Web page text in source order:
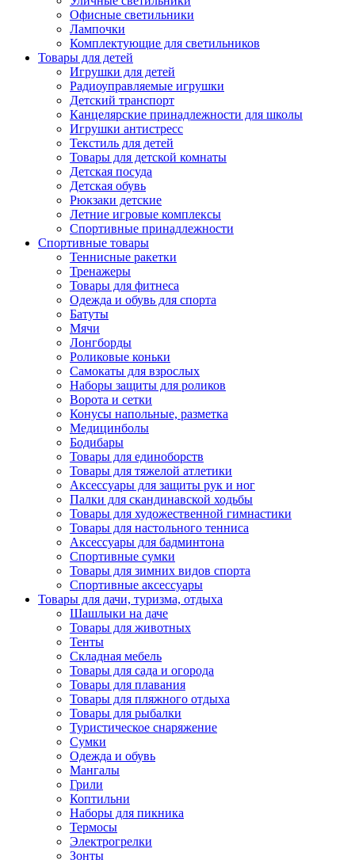
Офисные светильники
Лампочки
Комплектующие для светильников
Товары для детей
Игрушки для детей
Радиоуправляемые игрушки
Детский транспорт
Канцелярские принадлежности для школы
Игрушки антистресс
Текстиль для детей
Товары для детской комнаты
Детская посуда
Детская обувь
Рюкзаки детские
Летние игровые комплексы
Спортивные принадлежности
Спортивные товары
Теннисные ракетки
Тренажеры
Товары для фитнеса
Одежда и обувь для спорта
Батуты
Мячи
Лонгборды
Роликовые коньки
Самокаты для взрослых
Наборы защиты для роликов
Ворота и сетки
Конусы напольные, разметка
Медицинболы
Бодибары
Товары для единоборств
Товары для тяжелой атлетики
Аксессуары для защиты рук и ног
Палки для скандинавской ходьбы
Товары для художественной гимнастики
Товары для настольного тенниса
Аксессуары для бадминтона
Спортивные сумки
Товары для зимних видов спорта
Спортивные аксессуары
Товары для дачи, туризма, отдыха
Шашлыки на даче
Товары для животных
Тенты
Складная мебель
Товары для сада и огорода
Товары для плавания
Товары для пляжного отдыха
Товары для рыбалки
Туристическое снаряжение
Сумки
Одежда и обувь
Мангалы
Грили
Коптильни
Наборы для пикника
Термосы
Электрогрелки
Зонты